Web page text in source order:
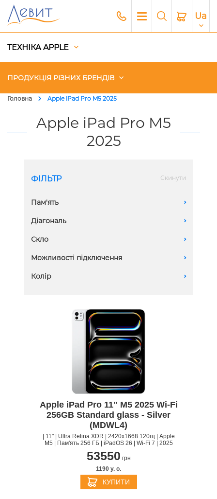
Ua
ТЕХНІКА APPLE
ПРОДУКЦІЯ РІЗНИХ БРЕНДІВ
Головна Apple iPad Pro M5 2025
Apple iPad Pro M5
2025
ФІЛЬТР Скинути
Пам'ять A
1 TB
256 GB
512 GB
Діагональ A
11 дюймів
Скло A
Nano-texture Glass
Можливості підключення A
Wi-Fi
Колір A
Apple iPad Pro 11" M5 2025 Wi-Fi
256GB Standard glass - Silver
(MDWL4)
| 11" | Ultra Retina XDR | 2420x1668 120гц | Apple
M5 | Пам'ять 256 ГБ | iPadOS 26 | Wi-Fi 7 | 2025
53550 грн
1190 y. о.
КУПИТИ